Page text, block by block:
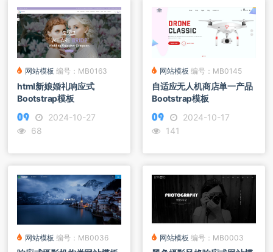
网站模板 编号：MB0163
html新娘婚礼响应式
Bootstrap模板
2024-10-27
68
网站模板 编号：MB0145
自适应无人机商店单一产品
Bootstrap模板
2024-10-17
141
网站模板 编号：MB0036 网站模板 编号：MB0003